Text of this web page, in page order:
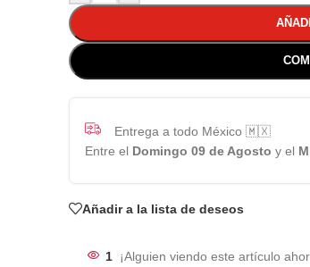
Entrega a todo México 🇲🇽
Entre el Domingo 09 de Agosto y el
Añadir a la lista de deseos
1 ¡Alguien viendo este artículo